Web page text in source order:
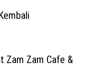
Zam Zam Cafe &